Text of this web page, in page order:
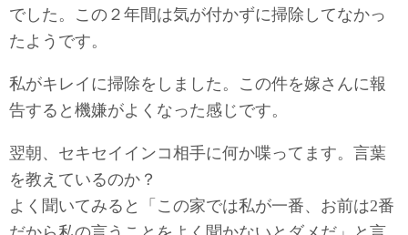
でした。この２年間は気が付かずに掃除してなかっ
たようです。
私がキレイに掃除をしました。この件を嫁さんに報
告すると機嫌がよくなった感じです。
翌朝、セキセイインコ相手に何か喋ってます。言葉
を教えているのか？
よく聞いてみると「この家では私が一番、お前は2番